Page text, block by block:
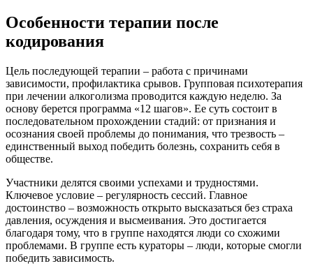
Особенности терапии после
кодирования
Цель последующей терапии – работа с причинами
зависимости, профилактика срывов. Групповая психотерапия
при лечении алкоголизма проводится каждую неделю. За
основу берется программа «12 шагов». Ее суть состоит в
последовательном прохождении стадий: от признания и
осознания своей проблемы до понимания, что трезвость –
единственный выход победить болезнь, сохранить себя в
обществе.
Участники делятся своими успехами и трудностями.
Ключевое условие – регулярность сессий. Главное
достоинство – возможность открыто высказаться без страха
давления, осуждения и высмеивания. Это достигается
благодаря тому, что в группе находятся люди со схожими
проблемами. В группе есть кураторы – люди, которые смогли
победить зависимость.